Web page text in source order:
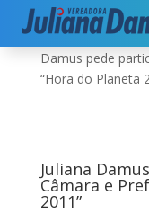
Início|Meio
Damus pede
“Hora do Planeta
Juliana
Câmara e
2011”